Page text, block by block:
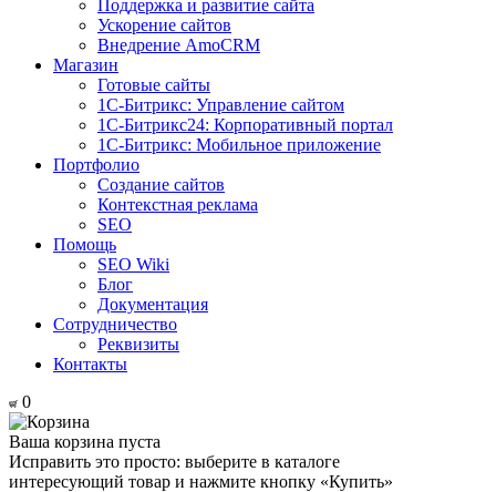
Поддержка и развитие сайта
Ускорение сайтов
Внедрение AmoCRM
Магазин
Готовые сайты
1С-Битрикс: Управление сайтом
1С-Битрикс24: Корпоративный портал
1С-Битрикс: Мобильное приложение
Портфолио
Создание сайтов
Контекстная реклама
SEO
Помощь
SEO Wiki
Блог
Документация
Сотрудничество
Реквизиты
Контакты
0
Ваша корзина пуста
Исправить это просто: выберите в каталоге
интересующий товар и нажмите кнопку «Купить»